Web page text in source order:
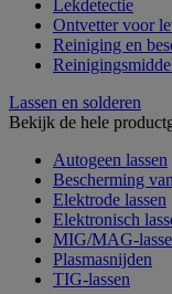
Lekdetectie
Ontvetter voor
Reiniging en
Lassen en solderen
Bekijk de hele
Autogeen lassen
Bescherming
Elektrode lassen
Elektronisch
MIG/MAG-
Plasmasnijden
TIG-lassen